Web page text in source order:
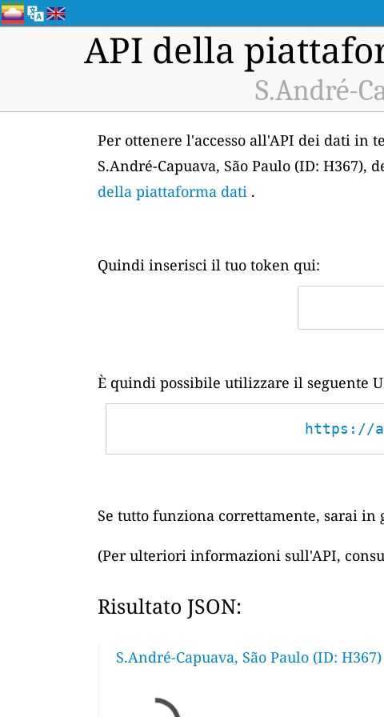
API della
S.André-
Per ottenere l'accesso all'API dei dati in
S.André-Capuava, São Paulo (ID:
della piattaforma dati .
Quindi inserisci il tuo token qui:
È quindi possibile utilizzare il seguente
https://
Se tutto funziona correttamente, sarai
(Per ulteriori informazioni sull'API,
Risultato JSON:
S.André-Capuava, São Paulo (ID: H367)